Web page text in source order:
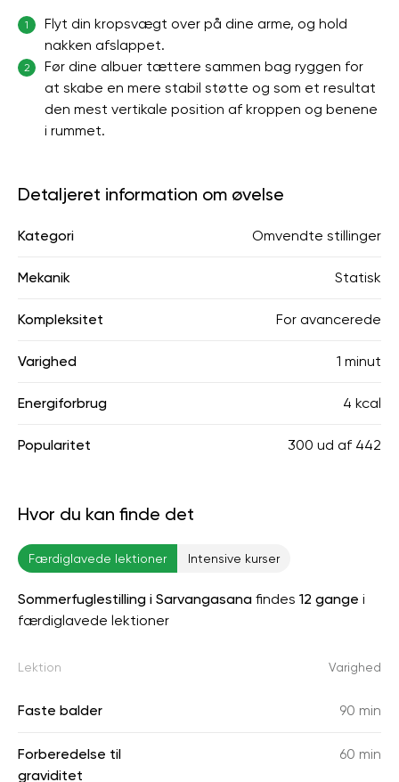
1
Flyt din kropsvægt over på dine arme, og hold
nakken afslappet.
2
Før dine albuer tættere sammen bag ryggen for
at skabe en mere stabil støtte og som et resultat
den mest vertikale position af kroppen og benene
i rummet.
Detaljeret information om øvelse
Kategori Omvendte stillinger
Mekanik Statisk
Kompleksitet For avancerede
Varighed 1 minut
Energiforbrug 4 kcal
Popularitet 300 ud af 442
Hvor du kan finde det
Færdiglavede lektioner Intensive kurser
Sommerfuglestilling i Sarvangasana findes 12 gange i
færdiglavede lektioner
Lektion Varighed
Faste balder 90 min
Forberedelse til
graviditet
60 min